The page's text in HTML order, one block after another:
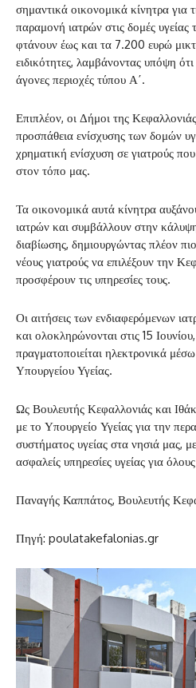
σημαντικά οικονομικά κίνητρα για
παραμονή ιατρών στις δομές
φτάνουν έως και τα 7.200 ευρώ
ειδικότητες, λαμβάνοντας υπόψη
άγονες περιοχές τύπου Α΄.
Επιπλέον, οι Δήμοι της
προσπάθεια ενίσχυσης των δομών
χρηματική ενίσχυση σε γιατρούς
στον τόπο μας.
Τα οικονομικά αυτά κίνητρα
ιατρών και συμβάλλουν στην
διαβίωσης, δημιουργώντας πλέον
νέους γιατρούς να επιλέξουν την
προσφέρουν τις υπηρεσίες τους.
Οι αιτήσεις των ενδιαφερόμενων
και ολοκληρώνονται στις 15
πραγματοποιείται ηλεκτρονικά
Υπουργείου Υγείας.
Ως Βουλευτής Κεφαλλονιάς και
με το Υπουργείο Υγείας για την
συστήματος υγείας στα νησιά μας,
ασφαλείς υπηρεσίες υγείας για
Παναγής Καππάτος, Βουλευτής
Πηγή: poulatakefalonias.gr